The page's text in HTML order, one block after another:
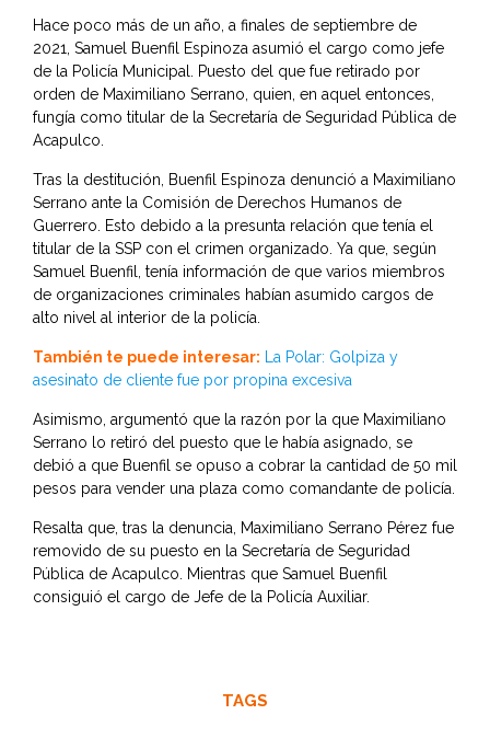
Hace poco más de un año, a finales de septiembre de
2021, Samuel Buenfil Espinoza asumió el cargo como jefe
de la Policía Municipal. Puesto del que fue retirado por
orden de Maximiliano Serrano, quien, en aquel entonces,
fungía como titular de la Secretaría de Seguridad Pública de
Acapulco.
Tras la destitución, Buenfil Espinoza denunció a Maximiliano
Serrano ante la Comisión de Derechos Humanos de
Guerrero. Esto debido a la presunta relación que tenía el
titular de la SSP con el crimen organizado. Ya que, según
Samuel Buenfil, tenía información de que varios miembros
de organizaciones criminales habían asumido cargos de
alto nivel al interior de la policía.
También te puede interesar: La Polar: Golpiza y
asesinato de cliente fue por propina excesiva
Asimismo, argumentó que la razón por la que Maximiliano
Serrano lo retiró del puesto que le había asignado, se
debió a que Buenfil se opuso a cobrar la cantidad de 50 mil
pesos para vender una plaza como comandante de policía.
Resalta que, tras la denuncia, Maximiliano Serrano Pérez fue
removido de su puesto en la Secretaría de Seguridad
Pública de Acapulco. Mientras que Samuel Buenfil
consiguió el cargo de Jefe de la Policía Auxiliar.
TAGS